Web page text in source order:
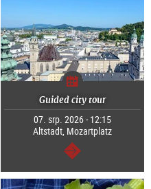
Guided city tour
07. srp. 2026 - 12:15
Altstadt, Mozartplatz
continue